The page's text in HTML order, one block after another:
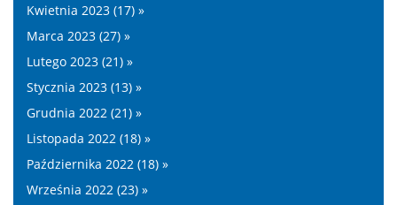
Kwietnia 2023 (17) »
Marca 2023 (27) »
Lutego 2023 (21) »
Stycznia 2023 (13) »
Grudnia 2022 (21) »
Listopada 2022 (18) »
Października 2022 (18) »
Września 2022 (23) »